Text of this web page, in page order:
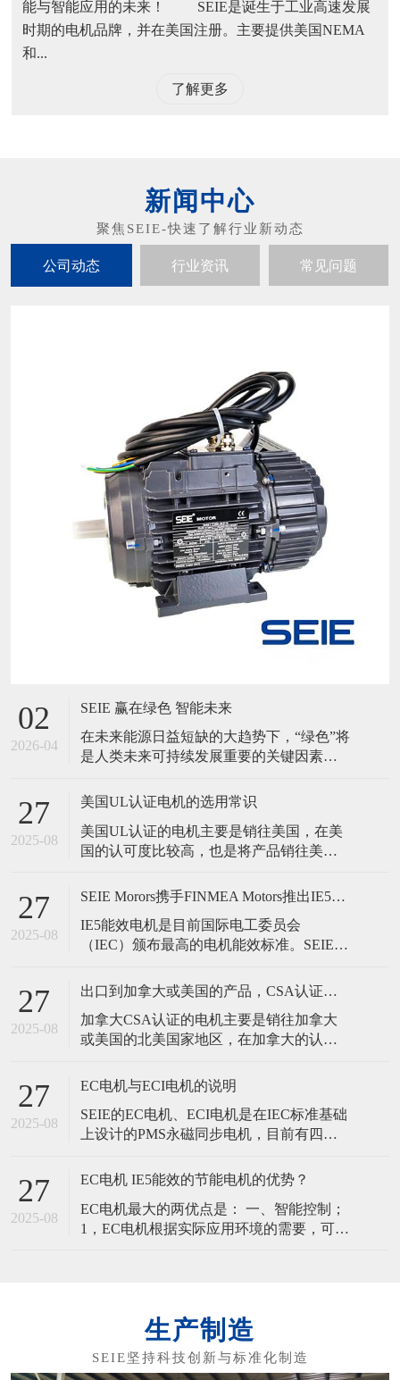
能与智能应用的未来！ SEIE是诞生于工业高速发展
时期的电机品牌，并在美国注册。主要提供美国NEMA
和...
了解更多
新闻中心
公司动态 行业资讯 常见问题
02
2026-04
SEIE 赢在绿色 智能未来
在未来能源日益短缺的大趋势下，“绿色”将
是人类未来可持续发展重要的关键因素。
伴随人类走向更远的星空。 SEIE应势而动
未来！ 我们持续将电机能效进一步提升，
突破IE5能效标准，实现达到IE6能效标准，
27
2025-08
美国UL认证电机的选用常识
美国UL认证的电机主要是销往美国，在美
国的认可度比较高，也是将产品销往美国
电机，需要注意以下几点： 1，UL电机的
单相电机、永磁同步电机等等，认证备案
规格中一般都有体现。 2，UL电机的认证
27
2025-08
SEIE Morors携手FINMEA Motors推出IE5能效永磁ECI电机
IE5能效电机是目前国际电工委员会
（IEC）颁布最高的电机能效标准。SEIE和
ECI电机，能够帮客户实现节能减排和实现
产品的智能控制，同时部分产品通过了美
国UL和ETL认证，以及欧盟CE认证，可以
帮助客户实现全球销售的目标。IE5能效永
27
2025-08
出口到加拿大或美国的产品，CSA认证电机的选用
加拿大CSA认证的电机主要是销往加拿大
或美国的北美国家地区，在加拿大的认可
不如UL认证权威。但是CSA认证的电机产
接受范围大是CSA认证相比情况下的一种
优势。如何选择加拿大CSA的认证电机，
27
2025-08
EC电机与ECI电机的说明
SEIE的EC电机、ECI电机是在IEC标准基础
上设计的PMS永磁同步电机，目前有四种
100、IEC-112、IEC-132，最大输出功率
机的产品优势： - 极高的效率，平均值达
27
2025-08
EC电机 IE5能效的节能电机的优势？
EC电机最大的两优点是： 一、智能控制；
1，EC电机根据实际应用环境的需要，可以
现永磁同步，无转速差，在通过频率调
生产制造